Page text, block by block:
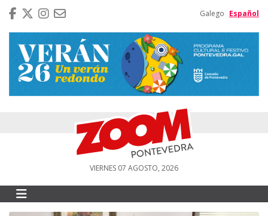
Galego Español
VIERNES 07 AGOSTO, 2026